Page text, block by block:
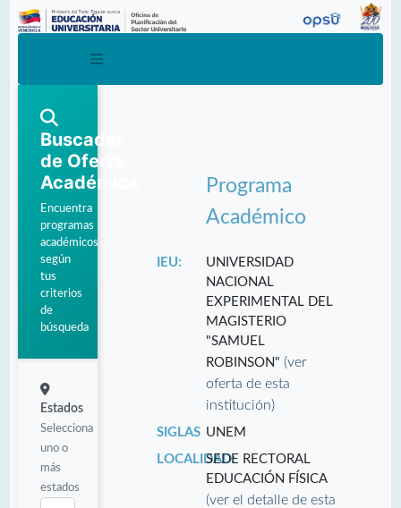
Buscador
de Oferta
Académica
Encuentra
programas
académicos
según
tus
criterios
de
búsqueda
Estados
Selecciona
uno o
más
estados
Programa
Académico
IEU:
UNIVERSIDAD
NACIONAL
EXPERIMENTAL DEL
MAGISTERIO
"SAMUEL
ROBINSON"(ver
oferta de esta
institución)
SIGLAS UNEM
LOCALIDAD:SEDE RECTORAL
EDUCACIÓN FÍSICA
(ver el detalle de esta